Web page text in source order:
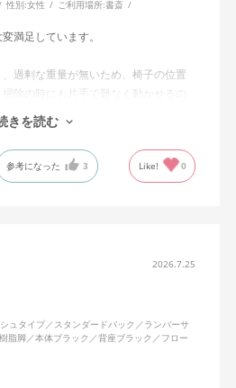
性別:女性 ご利用場所:書斎
満足しています。
過剰な重量が無いため、椅子の位置
除の時にも片手で難なく動かせるの
あり、沈み込みすぎないところが気
通りのアッシュブルーで、部屋の差し
用を選びました。とにかく動きが滑ら
えてとても嬉しいです。
きを読む
参考になった 3 Like! 0
2026.7.25
ュタイプ／スタンダードバック／ランバーサ
脂脚／本体ブラック／背座ブラック／フロー